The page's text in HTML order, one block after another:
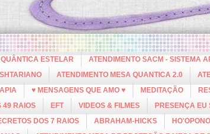
ESTELAR
ATENDIMENTO SACM - SISTEMA
ATENDIMENTO MESA QUANTICA 2.0
♥ MENSAGENS QUE AMO ♥ MEDITAÇÃO
49 RAIOS EFT VIDEOS & FILMES PRESENÇA EU
DOS 7 RAIOS ABRAHAM-HICKS